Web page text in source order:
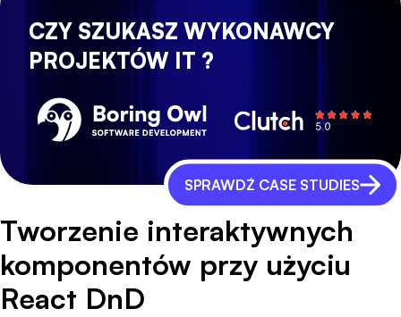
CZY SZUKASZ WYKONAWCY
PROJEKTÓW IT ?
SPRAWDŹ CASE STUDIES
Tworzenie interaktywnych
komponentów przy użyciu
React DnD